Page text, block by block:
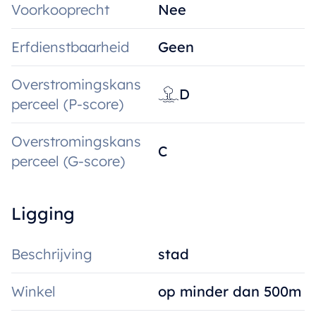
Voorkooprecht Nee
Erfdienstbaarheid Geen
Overstromingskans
perceel (P-score)
D
Overstromingskans
perceel (G-score)
C
Ligging
Beschrijving stad
Winkel op minder dan 500m